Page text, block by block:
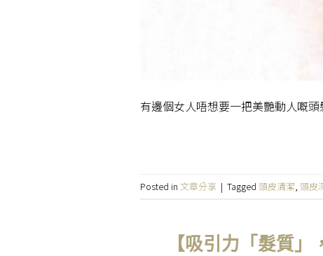
有邊個女人唔想要一把美艷動人嘅
Posted in 文章分享 | Tagged 頭皮清潔 頭皮
【吸引力「髮質